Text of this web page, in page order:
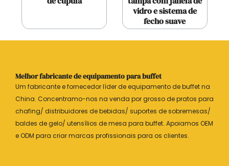
vidro e sistema de
fecho suave
Melhor fabricante de equipamento para buffet
Um fabricante e fornecedor líder de equipamento de buffet na
China. Concentramo-nos na venda por grosso de pratos para
chafing/ distribuidores de bebidas/ suportes de sobremesas/
baldes de gelo/ utensílios de mesa para buffet. Apoiamos OEM
e ODM para criar marcas profissionais para os clientes.